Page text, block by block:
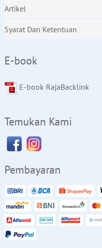
Artikel
Syarat Dan Ketentuan
E-book
E-book RajaBacklink
Temukan Kami
Pembayaran